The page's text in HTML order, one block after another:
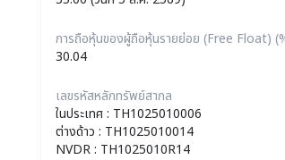
การถือหุ้นของผู้ถือหุ้นรายย่อย (Free Float)
30.04
เลขรหัสหลักทรัพย์สากล
ในประเทศ: TH1025010006
ต่างด้าว : TH1025010014
NVDR: TH1025010R14